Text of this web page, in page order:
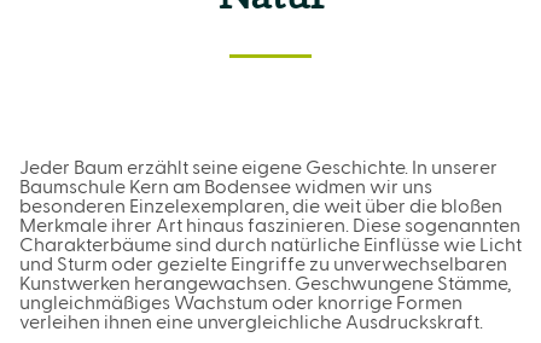
Jeder Baum erzählt seine eigene Geschichte. In unserer
Baumschule Kern am Bodensee widmen wir uns
besonderen Einzelexemplaren, die weit über die bloßen
Merkmale ihrer Art hinaus faszinieren. Diese sogenannten
Charakterbäume sind durch natürliche Einflüsse wie Licht
und Sturm oder gezielte Eingriffe zu unverwechselbaren
Kunstwerken herangewachsen. Geschwungene Stämme,
ungleichmäßiges Wachstum oder knorrige Formen
verleihen ihnen eine unvergleichliche Ausdruckskraft.